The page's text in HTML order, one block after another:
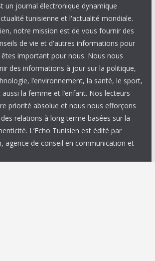
un journal électronique dynamique
tunisienne et l'actualité mondiale.
notre mission est de vous fournir des
de vie et d'autres informations pour
important pour nous. Nous nous
des informations à jour sur la politique,
l’environnement, la santé, le sport,
la femme et l’enfant. Nos lecteurs
priorité absolue et nous nous efforçons
relations à long terme basées sur la
L’Echo Tunisien est édité par
agence de conseil en communication et